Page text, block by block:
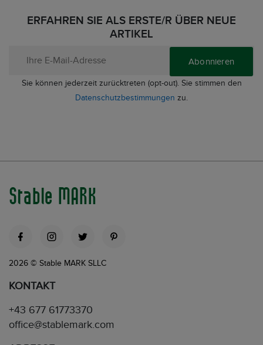
ERFAHREN SIE ALS ERSTE/R ÜBER NEUE
ARTIKEL
Abonnieren
Sie können jederzeit zurücktreten (opt-out). Sie stimmen den
Datenschutzbestimmungen zu.
Stable MARK
2026 © Stable MARK SLLC
KONTAKT
+43 677 61773370
office@stablemark.com